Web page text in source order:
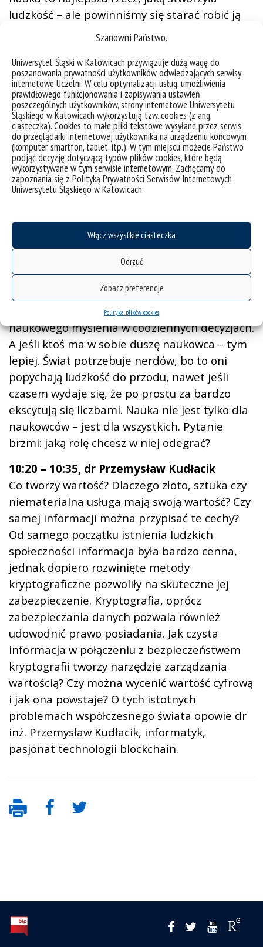
Szanowni Państwo,
Uniwersytet Śląski w Katowicach przywiązuje dużą wagę do
poszanowania prywatności użytkowników odwiedzających serwisy
internetowe Uczelni. W celu optymalizacji usług, umożliwienia
prawidłowego funkcjonowania i zapisywania ustawień
poszczególnych użytkowników, strony internetowe Uniwersytetu
Śląskiego w Katowicach wykorzystują tzw. cookies (z ang.
ciasteczka). Cookies to małe pliki tekstowe wysyłane przez serwis
do przeglądarki internetowej użytkownika na urządzeniu końcowym
(komputer, smartfon, tablet, itp.). W tym miejscu możecie Państwo
podjąć decyzję dotyczącą typów plików cookies, które będą
wykorzystywane w tym serwisie internetowym. Zachęcamy do
zapoznania się z Polityką Prywatności Serwisów Internetowych
Uniwersytetu Śląskiego w Katowicach.
Włącz wszystkie ciasteczka
Odrzuć
Zobacz preferencje
Polityka plików cookies
ludzkość – ale powinniśmy się starać robić ją
jeszcze lepiej. Czy to oznacza, że wszyscy
powinniśmy zostać naukowcami?
Niekoniecznie. Zanim podejmiesz taką decyzję,
warto dokładnie przyjrzeć się wszystkim
„zapisom drobnym drukiem”. Konsekwencje
wyboru kariery naukowej mogą być
poważniejsze niż kredyt hipoteczny czy nawet
wybory prezydenckie. To nie tylko zawód, ale
sposób życia, wymagający poświęcenia,
cierpliwości i umiejętności radzenia sobie z
ciągłymi porażkami. Czy istnieje jednak trzecia
naukowcami, ale ignorowanie nauki to
ryzykowna opcja. Wiedza naukowa wpływa na
każdy aspekt naszego życia – od medycyny i
technologii po klimat i gospodarkę. Możemy
nie prowadzić badań, ale powinniśmy
rozumieć ich znaczenie i uczyć się korzystać z
naukowego myślenia w codziennych decyzjach.
A jeśli ktoś ma w sobie duszę naukowca – tym
lepiej. Świat potrzebuje nerdów, bo to oni
popychają ludzkość do przodu, nawet jeśli
czasem wydaje się, że po prostu za bardzo
ekscytują się liczbami. Nauka nie jest tylko dla
naukowców – jest dla wszystkich. Pytanie
brzmi: jaką rolę chcesz w niej odegrać?
10:20 – 10:35, dr Przemysław Kudłacik
Co tworzy wartość? Dlaczego złoto, sztuka czy
niematerialna usługa mają swoją wartość? Czy
samej informacji można przypisać te cechy?
Od samego początku istnienia ludzkich
społeczności informacja była bardzo cenna,
jednak dopiero rozwinięte metody
kryptograficzne pozwoliły na skuteczne jej
zabezpieczenie. Kryptografia, oprócz
zabezpieczania danych pozwala również
udowodnić prawo posiadania. Jak czysta
informacja w połączeniu z bezpieczeństwem
kryptografii tworzy narzędzie zarządzania
wartością? Czy można wycenić wartość cyfrową
i jak ona powstaje? O tych istotnych
problemach współczesnego świata opowie dr
inż. Przemysław Kudłacik, informatyk,
pasjonat technologii blockchain.